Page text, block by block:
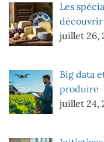
Les
découvrir
juillet 26,
Big data
produire
juillet 24,